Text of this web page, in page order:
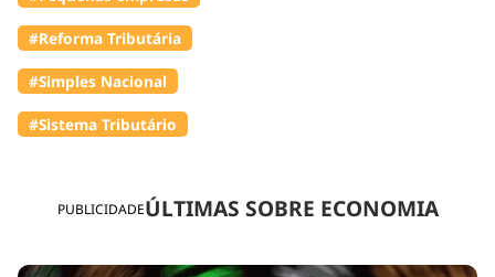
PUBLICIDADEÚLTIMAS SOBRE ECONOMIA
#Reforma Tributária
#Simples Nacional
#Sistema Tributário